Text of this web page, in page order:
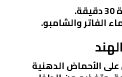
الفاتر والشامبو.
الأحماض الدهنية